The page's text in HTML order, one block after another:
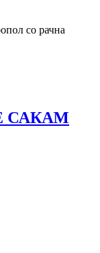
со рачна
САКАМ